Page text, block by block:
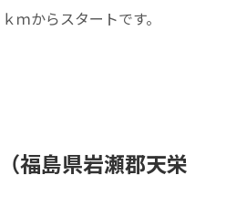
ｍからスタートです。
福島県岩瀬郡天栄